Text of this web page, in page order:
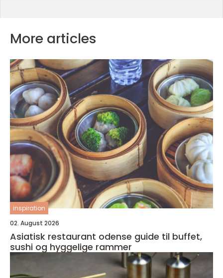
More articles
inspiration
02. August 2026
Asiatisk restaurant odense guide til buffet,
sushi og hyggelige rammer